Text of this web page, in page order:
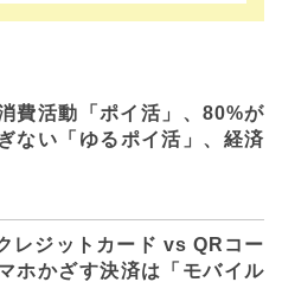
費活動「ポイ活」、80%が
ない「ゆるポイ活」、経済
レジットカード vs QRコー
ホかざす決済は「モバイル